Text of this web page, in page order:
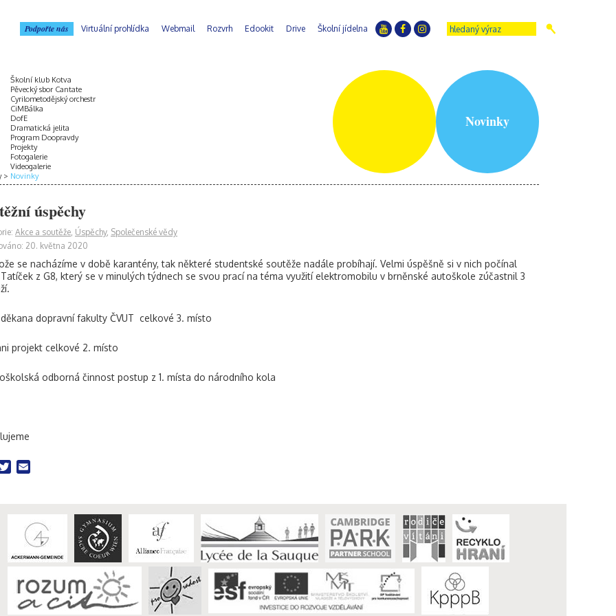
Podpořte nás Virtuální prohlídka Webmail Rozvrh Edookit Drive Školní jídelna
Školní klub Kotva
Pěvecký sbor Cantate
Cyrilometodějský orchestr
CiMBálka
DofE
Dramatická jelita
Program Doopravdy
Projekty
Fotogalerie
Videogalerie
Novinky
Novinky
úspěchy
Akce a soutěže, Úspěchy, Společenské vědy
20. května 2020
se nacházíme v době karantény, tak některé studentské soutěže nadále probíhají. Velmi úspěšně si v nich počínal
Tatíček z G8, který se v minulých týdnech se svou prací na téma využití elektromobilu v brněnské autoškole zúčastnil 3
dopravní fakulty ČVUT celkové 3. místo
projekt celkové 2. místo
odborná činnost postup z 1. místa do národního kola
Twitter